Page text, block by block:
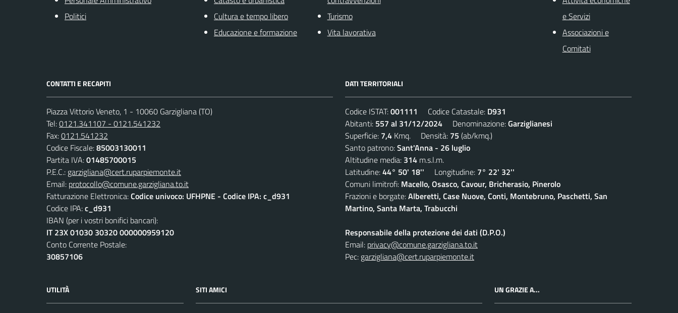
Politici
Cultura e tempo libero
Educazione e formazione
Turismo
Vita lavorativa
e Servizi
Associazioni e
Comitati
CONTATTI E RECAPITI
Piazza Vittorio Veneto, 1 - 10060 Garzigliana (TO)
Tel:0121.341107 - 0121.541232
Fax:0121.541232
Codice Fiscale:85003130011
Partita IVA:01485700015
P.E.C.: garzigliana@cert.ruparpiemonte.it
Email: protocollo@comune.garzigliana.to.it
Fatturazione Elettronica:Codice univoco: UFHPNE - Codice IPA: c_d931
Codice IPA:c_d931
IBAN (per i vostri bonifici bancari):
IT 23X 01030 30320 000000959120
Conto Corrente Postale:
30857106
DATI TERRITORIALI
Codice ISTAT:001111 Codice Catastale: D931
Abitanti: 557 al 31/12/2024 Denominazione:Garziglianesi
Superficie: 7,4 Kmq. Densità: 75 (ab/kmq.)
Santo patrono:Sant'Anna - 26 luglio
Altitudine media: 314 m.s.l.m.
Latitudine:44° 50' 18'' Longitudine: 7° 22' 32''
Comuni limitrofi: Macello, Osasco, Cavour, Bricherasio, Pinerolo
Frazioni e borgate:Alberetti, Case Nuove, Conti, Montebruno, Paschetti, San
Martino, Santa Marta, Trabucchi
Responsabile della protezione dei dati (D.P.O.)
Email: privacy@comune.garzigliana.to.it
Pec: garzigliana@cert.ruparpiemonte.it
UTILITÀ SITI AMICI UN GRAZIE A...